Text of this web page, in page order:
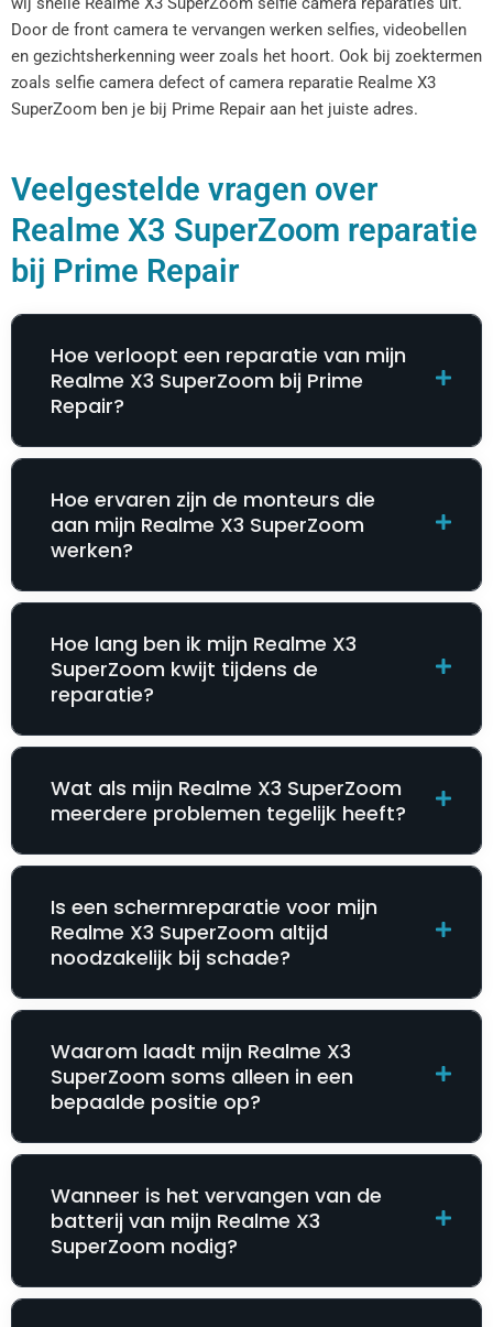
Door de front camera te vervangen werken selfies, videobellen
en gezichtsherkenning weer zoals het hoort. Ook bij zoektermen
zoals selfie camera defect of camera reparatie Realme X3
SuperZoom ben je bij Prime Repair aan het juiste adres.
Veelgestelde vragen over
Realme X3 SuperZoom reparatie
bij Prime Repair
Hoe verloopt een reparatie van mijn
Realme X3 SuperZoom bij Prime
Repair?
Hoe ervaren zijn de monteurs die
aan mijn Realme X3 SuperZoom
werken?
Hoe lang ben ik mijn Realme X3
SuperZoom kwijt tijdens de
reparatie?
Wat als mijn Realme X3 SuperZoom
meerdere problemen tegelijk heeft?
Is een schermreparatie voor mijn
Realme X3 SuperZoom altijd
noodzakelijk bij schade?
Waarom laadt mijn Realme X3
SuperZoom soms alleen in een
bepaalde positie op?
Wanneer is het vervangen van de
batterij van mijn Realme X3
SuperZoom nodig?